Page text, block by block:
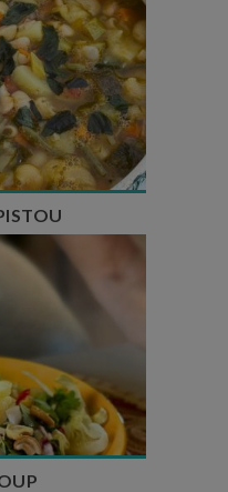
: 35 min
: 1h15
: 8
: 40 min
: 25 min
: 4